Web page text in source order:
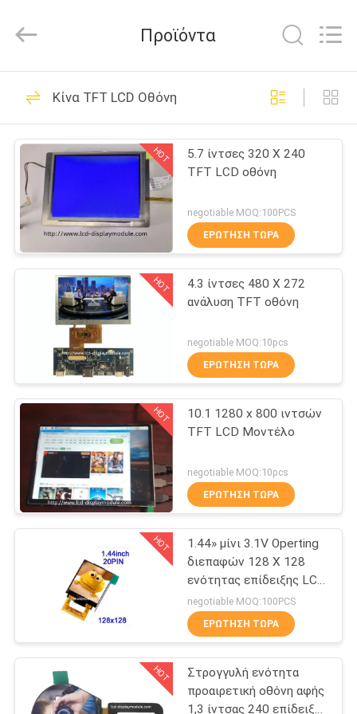
ΑΡΧΙΚΉ
ΣΕΛΊΔΑ
ΠΡΟΪΌΝΤΑ
ΒΊΝΤΕΟ
ΣΧΕΤΙΚΆ
ΕΜΆΣ
ΓΎΡΟΣ
ΕΡΓΟΣΤΑΣΊΩΝ
ΠΟΙΟΤΙΚΌΣ
ΈΛΕΓΧΟΣ
ΕΠΑΦΉ
ΖΗΤΉΣΤΕ
ΈΝΑ
ΑΠΌΣΠΑΣΜΑ
Technology.
TFT LCD Οθόνη
37
ενότητα βαραίνω
LCD
26
γραφικών LCD
module
Ενότητα επίδειξης
μητρών σημείων
LCD
Προϊόντα
Κίνα TFT LCD Οθόνη
HOT
5.7 ίντσες 320 X 240
TFT LCD οθόνη
negotiable MOQ:100PCS
ΕΡΏΤΗΣΗ ΤΏΡΑ
HOT
4.3 ίντσες 480 X 272
ανάλυση TFT οθόνη
negotiable MOQ:10pcs
ΕΡΏΤΗΣΗ ΤΏΡΑ
HOT
10.1 1280 x 800 ιντσών
TFT LCD Μοντέλο
negotiable MOQ:10pcs
ΕΡΏΤΗΣΗ ΤΏΡΑ
HOT
1.44» μίνι 3.1V Operting
διεπαφών 128 X 128
ενότητας επίδειξης LCD
RGB παράλληλων
negotiable MOQ:100PCS
ΕΡΏΤΗΣΗ ΤΏΡΑ
HOT
Στρογγυλή ενότητα
προαιρετική οθόνη αφής
1,3 ίντσας 240 επίδειξης